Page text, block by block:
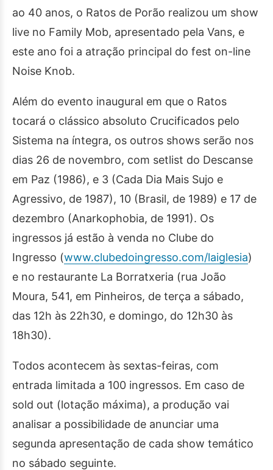
ao 40 anos, o Ratos de Porão realizou um show
live no Family Mob, apresentado pela Vans, e
este ano foi a atração principal do fest on-line
Noise Knob.
Além do evento inaugural em que o Ratos
tocará o clássico absoluto Crucificados pelo
Sistema na íntegra, os outros shows serão nos
dias 26 de novembro, com setlist do Descanse
em Paz (1986), e 3 (Cada Dia Mais Sujo e
Agressivo, de 1987), 10 (Brasil, de 1989) e 17 de
dezembro (Anarkophobia, de 1991). Os
ingressos já estão à venda no Clube do
Ingresso (www.clubedoingresso.com/laiglesia)
e no restaurante La Borratxeria (rua João
Moura, 541, em Pinheiros, de terça a sábado,
das 12h às 22h30, e domingo, do 12h30 às
18h30).
Todos acontecem às sextas-feiras, com
entrada limitada a 100 ingressos. Em caso de
sold out (lotação máxima), a produção vai
analisar a possibilidade de anunciar uma
segunda apresentação de cada show temático
no sábado seguinte.